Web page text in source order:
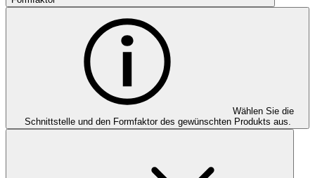
Wählen Sie die
Schnittstelle und den Formfaktor des gewünschten Produkts aus.